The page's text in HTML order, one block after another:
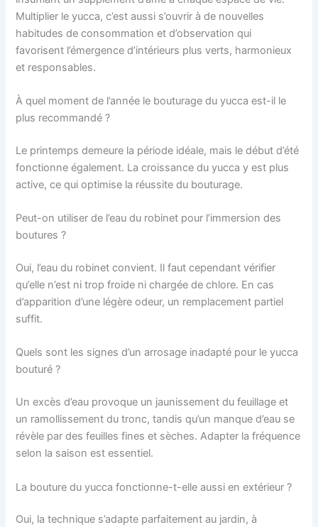
Multiplier le yucca, c’est aussi s’ouvrir à de nouvelles
habitudes de consommation et d’observation qui
favorisent l’émergence d’intérieurs plus verts, harmonieux
et responsables.
À quel moment de l’année le bouturage du yucca est-il le
plus recommandé ?
Le printemps demeure la période idéale, mais le début d’été
fonctionne également. La croissance du yucca y est plus
active, ce qui optimise la réussite du bouturage.
Peut-on utiliser de l’eau du robinet pour l’immersion des
boutures ?
Oui, l’eau du robinet convient. Il faut cependant vérifier
qu’elle n’est ni trop froide ni chargée de chlore. En cas
d’apparition d’une légère odeur, un remplacement partiel
suffit.
Quels sont les signes d’un arrosage inadapté pour le yucca
bouturé ?
Un excès d’eau provoque un jaunissement du feuillage et
un ramollissement du tronc, tandis qu’un manque d’eau se
révèle par des feuilles fines et sèches. Adapter la fréquence
selon la saison est essentiel.
La bouture du yucca fonctionne-t-elle aussi en extérieur ?
Oui, la technique s’adapte parfaitement au jardin, à